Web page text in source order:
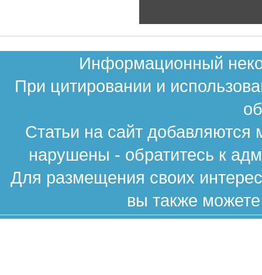
Информационный
При цитировании и
Статьи на сайт
нарушены - обратитесь к
Для размещения своих
вы также